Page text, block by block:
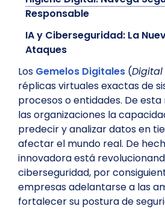
Responsable
IA y Ciberseguridad: La
Ataques
Los Gemelos Digitales (Digital
réplicas virtuales exactas de
procesos o entidades. De
las organizaciones la
predecir y analizar datos en
afectar el mundo real. De
innovadora está
ciberseguridad, por
empresas adelantarse a las
fortalecer su postura de